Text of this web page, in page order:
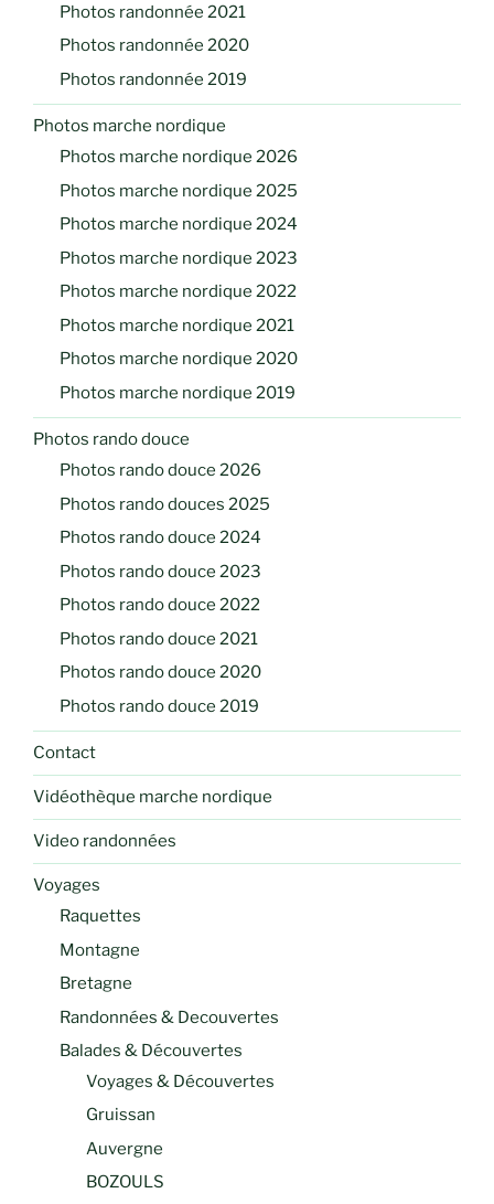
Photos randonnée 2021
Photos randonnée 2020
Photos randonnée 2019
Photos marche nordique
Photos marche nordique 2026
Photos marche nordique 2025
Photos marche nordique 2024
Photos marche nordique 2023
Photos marche nordique 2022
Photos marche nordique 2021
Photos marche nordique 2020
Photos marche nordique 2019
Photos rando douce
Photos rando douce 2026
Photos rando douces 2025
Photos rando douce 2024
Photos rando douce 2023
Photos rando douce 2022
Photos rando douce 2021
Photos rando douce 2020
Photos rando douce 2019
Contact
Vidéothèque marche nordique
Video randonnées
Voyages
Raquettes
Montagne
Bretagne
Randonnées & Decouvertes
Balades & Découvertes
Voyages & Découvertes
Gruissan
Auvergne
BOZOULS